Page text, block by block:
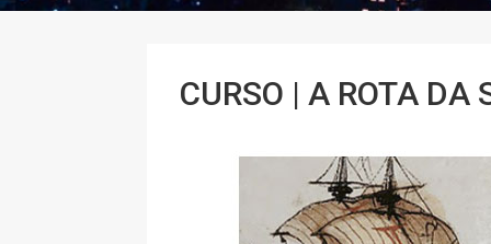
CURSO | A ROTA DA